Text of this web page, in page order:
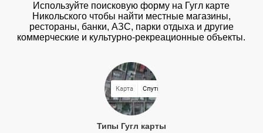
Используйте поисковую форму на Гугл карте
Никольского чтобы найти местные магазины,
рестораны, банки, АЗС, парки отдыха и другие
коммерческие и культурно-рекреационные объекты.
Типы Гугл карты